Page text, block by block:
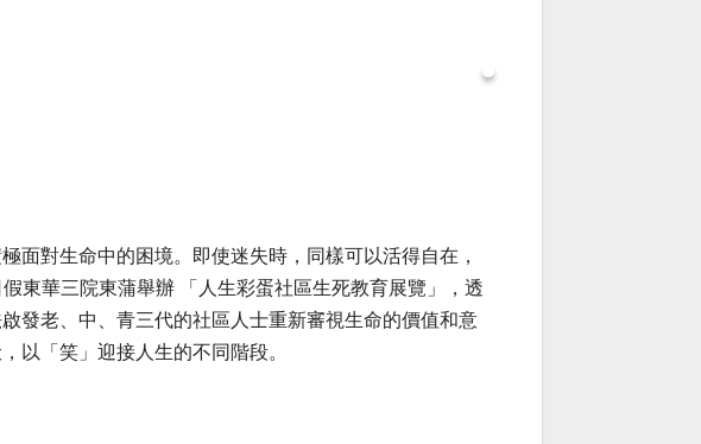
面對生命中的困境。即使迷失時，同樣可以活得自在，
東華三院東蒲舉辦 「人生彩蛋社區生死教育展覽」，透
發老、中、青三代的社區人士重新審視生命的價值和意
以「笑」迎接人生的不同階段。